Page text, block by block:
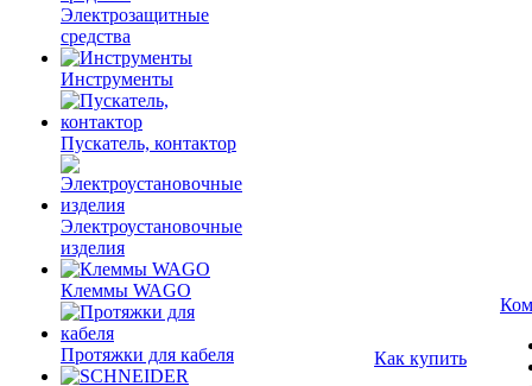
Электрозащитные
средства
Инструменты
Пускатель, контактор
Электроустановочные
изделия
Клеммы WAGO
Протяжки для кабеля
Как купить